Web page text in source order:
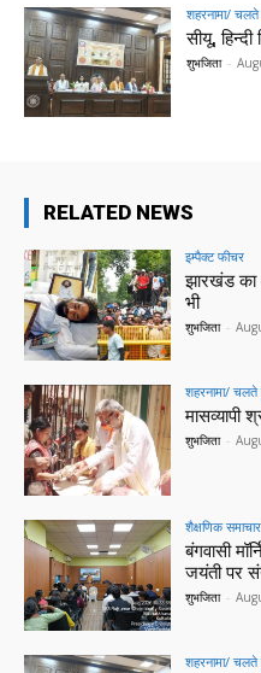
शहरनामा/ चलते
सीयू,
शुभजिता -
RELATED NEWS
इम्पैक्ट फीचर
झारखंड
भी
शुभजिता -
शहरनामा/ चलते
मासव्यापी
शुभजिता -
शैक्षणिक
बंगवासी
जयंती पर
शुभजिता -
शहरनामा/ चलते